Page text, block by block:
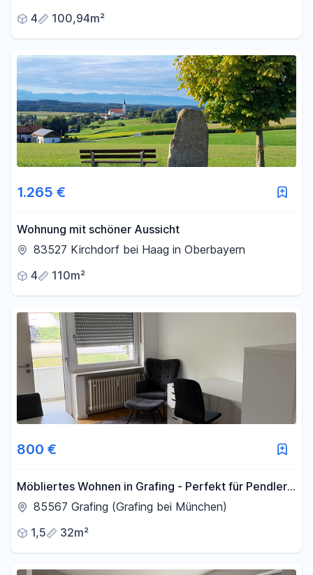
4
100,94m²
1.265 €
Wohnung mit schöner Aussicht
83527 Kirchdorf bei Haag in Oberbayern
4
110m²
800 €
Möbliertes Wohnen in Grafing - Perfekt für Pendler
& Projektarbeiter
85567 Grafing (Grafing bei München)
1,5
32m²